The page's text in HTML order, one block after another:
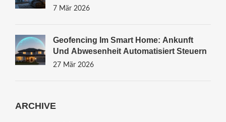
Optimieren
7 Mär 2026
Geofencing Im Smart Home: Ankunft
Und Abwesenheit Automatisiert Steuern
27 Mär 2026
ARCHIVE